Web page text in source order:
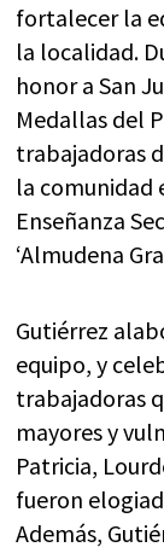
fortalecer la
la localidad.
honor a San
Medallas del
trabajadoras
la comunidad
Enseñanza
‘Almudena
Gutiérrez
equipo, y
trabajadoras
mayores y
Patricia,
fueron
Además,